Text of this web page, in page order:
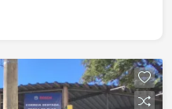
CoWork equipado,
Acessibilidade,
de Jogos e Meeting